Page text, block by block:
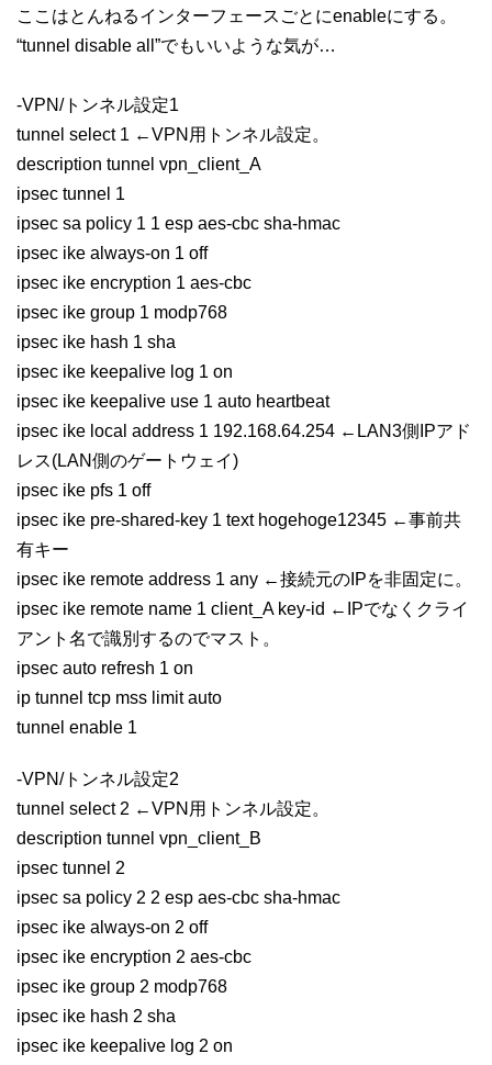
ここはとんねるインターフェースごとにenableにする。
“tunnel disable all”でもいいような気が…
-VPN/トンネル設定1
tunnel select 1 ←VPN用トンネル設定。
description tunnel vpn_client_A
ipsec tunnel 1
ipsec sa policy 1 1 esp aes-cbc sha-hmac
ipsec ike always-on 1 off
ipsec ike encryption 1 aes-cbc
ipsec ike group 1 modp768
ipsec ike hash 1 sha
ipsec ike keepalive log 1 on
ipsec ike keepalive use 1 auto heartbeat
ipsec ike local address 1 192.168.64.254 ←LAN3側IPアド
レス(LAN側のゲートウェイ)
ipsec ike pfs 1 off
ipsec ike pre-shared-key 1 text hogehoge12345 ←事前共
有キー
ipsec ike remote address 1 any ←接続元のIPを非固定に。
ipsec ike remote name 1 client_A key-id ←IPでなくクライ
アント名で識別するのでマスト。
ipsec auto refresh 1 on
ip tunnel tcp mss limit auto
tunnel enable 1
-VPN/トンネル設定2
tunnel select 2 ←VPN用トンネル設定。
description tunnel vpn_client_B
ipsec tunnel 2
ipsec sa policy 2 2 esp aes-cbc sha-hmac
ipsec ike always-on 2 off
ipsec ike encryption 2 aes-cbc
ipsec ike group 2 modp768
ipsec ike hash 2 sha
ipsec ike keepalive log 2 on